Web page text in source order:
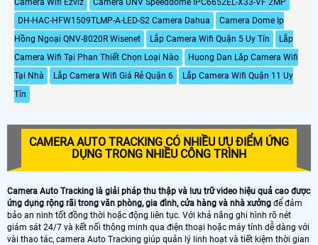
DH-HAC-HFW1509TLMP-A-LED-S2 Camera Dahua
Camera Dome Ip
Hồng Ngoại QNV-8020R Wisenet
Lắp Camera Wifi Quận 5 Uy Tín
Lắp
Camera Wifi Tại Phan Thiết Chọn Loại Nào
Huong Dan Lăp Camera Wifi
Tại Nhà
Lắp Camera Wifi Giá Rẻ Quận 6
Lắp Camera Wifi Quận 11 Uy
Tín
CAMERA AUTO TRACKING CÓ NHIỀU ƯU ĐIỂM ỨNG
DỤNG TRONG NHIỀU CÔNG TRÌNH
Camera Auto Tracking là giải pháp thu thập và lưu trữ video hiệu quả cao được
ứng dụng rộng rãi trong văn phòng, gia đình, cửa hàng và nhà xưởng để đảm
bảo an ninh tốt đồng thời hoặc động liên tục. Với khả năng ghi hình rõ nét
giám sát 24/7 và kết nối thông minh qua điện thoại hoặc máy tính dễ dàng với
vài thao tác, camera Auto Tracking giúp quản lý linh hoạt và tiết kiệm thời gian